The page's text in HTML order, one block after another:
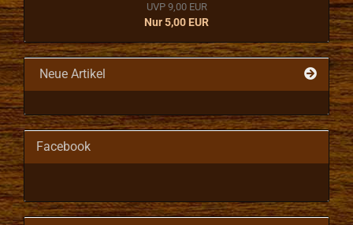
UVP 9,00 EUR
Nur 5,00 EUR
Neue Artikel
Facebook